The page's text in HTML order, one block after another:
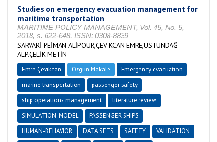
Studies on emergency evacuation management for
maritime transportation
MARITIME POLICY MANAGEMENT, Vol. 45, No. 5,
2018, s. 622-648, ISSN: 0308-8839
SARVARİ PEİMAN ALİPOUR,ÇEVİKCAN EMRE,ÜSTÜNDAĞ
ALP,ÇELİK METİN
Emre Çevikcan Özgün Makale
Emergency evacuation
marine transportation
passenger safety
ship operations management
literature review
SIMULATION-MODEL
PASSENGER SHIPS
HUMAN-BEHAVIOR
DATA SETS SAFETY
VALIDATION